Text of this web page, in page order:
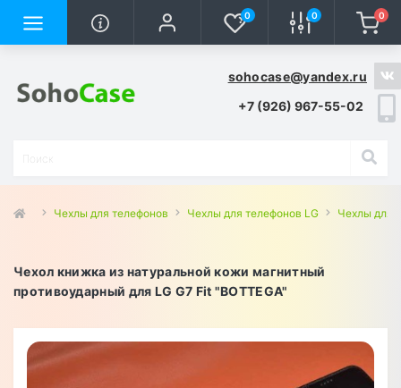
0 0 0
sohocase@yandex.ru
+7 (926) 967-55-02
Чехлы для телефонов Чехлы для телефонов LG Чехлы для
Чехол книжка из натуральной кожи магнитный
противоударный для LG G7 Fit "BOTTEGA"